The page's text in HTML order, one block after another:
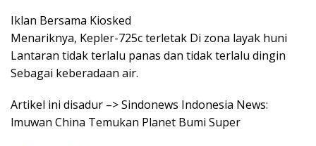
Iklan Bersama Kiosked
Menariknya, Kepler-725c terletak Di zona layak huni
Lantaran tidak terlalu panas dan tidak terlalu dingin
Sebagai keberadaan air.
Artikel ini disadur –> Sindonews Indonesia News:
lmuwan China Temukan Planet Bumi Super